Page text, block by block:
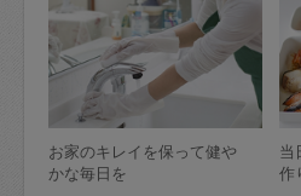
お家のキレイを保って健や
かな毎日を
当
作